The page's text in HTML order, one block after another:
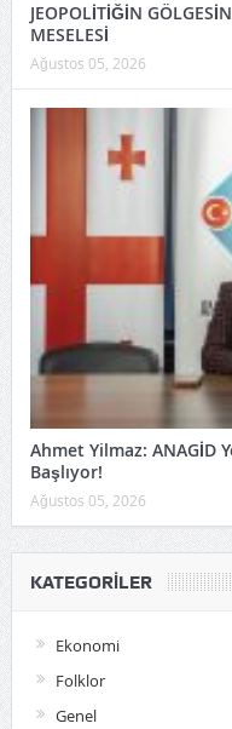
JEOPOLİTİĞİN
MESELESİ
Ağustos 05, 2026
Ahmet Yilmaz: ANAGİD
Başlıyor!
Ağustos 05, 2026
KATEGORILER
Ekonomi
Folklor
Genel